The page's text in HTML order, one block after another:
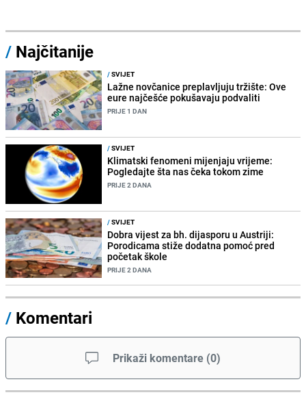
/ Najčitanije
/SVIJET
Lažne novčanice preplavljuju tržište: Ove
eure najčešće pokušavaju podvaliti
PRIJE 1 DAN
/SVIJET
Klimatski fenomeni mijenjaju vrijeme:
Pogledajte šta nas čeka tokom zime
PRIJE 2 DANA
/SVIJET
Dobra vijest za bh. dijasporu u Austriji:
Porodicama stiže dodatna pomoć pred
početak škole
PRIJE 2 DANA
/ Komentari
Prikaži komentare (0)